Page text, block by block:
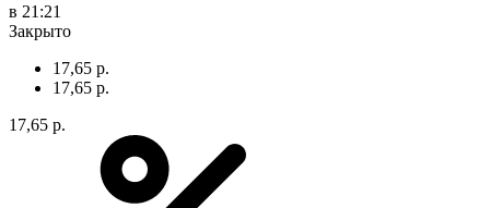
в 21:21
Закрыто
17,65 р.
17,65 р.
17,65 р.